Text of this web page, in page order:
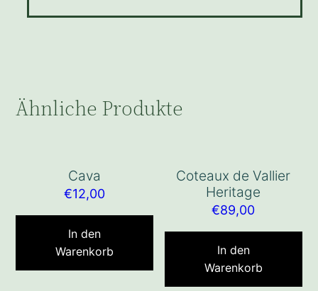
Ähnliche Produkte
Cava
€12,00
In den
Warenkorb
Coteaux de Vallier
Heritage
€89,00
In den
Warenkorb